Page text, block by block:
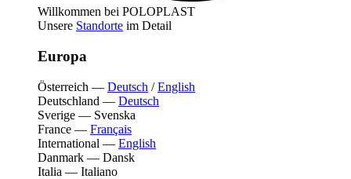
Willkommen bei POLOPLAST
Unsere Standorte im Detail
Europa
Österreich — Deutsch /English
Deutschland — Deutsch
Sverige — Svenska
France — Français
International — English
Danmark — Dansk
Italia — Italiano